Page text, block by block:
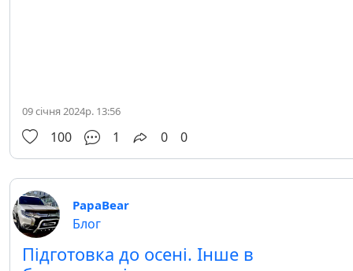
09 січня 2024р. 13:56
100 1 0 0
PapaBear
Блог
Підготовка до осені. Інше в